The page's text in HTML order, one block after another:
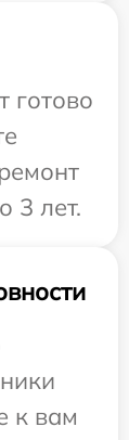
готово
3 лет.
к вам